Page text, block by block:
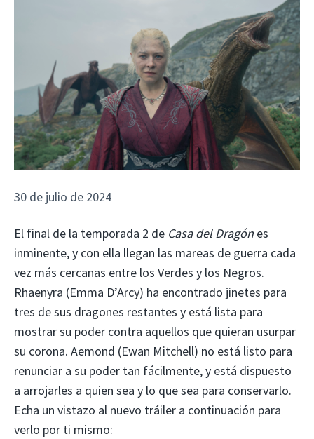
30 de julio de 2024
El final de la temporada 2 de Casa del Dragón es
inminente, y con ella llegan las mareas de guerra cada
vez más cercanas entre los Verdes y los Negros.
Rhaenyra (Emma D’Arcy) ha encontrado jinetes para
tres de sus dragones restantes y está lista para
mostrar su poder contra aquellos que quieran usurpar
su corona. Aemond (Ewan Mitchell) no está listo para
renunciar a su poder tan fácilmente, y está dispuesto
a arrojarles a quien sea y lo que sea para conservarlo.
Echa un vistazo al nuevo tráiler a continuación para
verlo por ti mismo: